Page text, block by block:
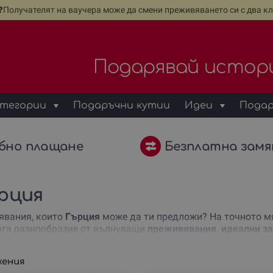
на ваучера може да смени преживяването си с два
Подарявай
Подаръчни кутии Идеи
плащане Безплатна
които Гърция може да ти предложи? На точното
разнообразие от вълнуващи преживявания, идеални
нашият сайт предлага перфектното изживяване за
създадеш спомени, които ще останат за цял живот.